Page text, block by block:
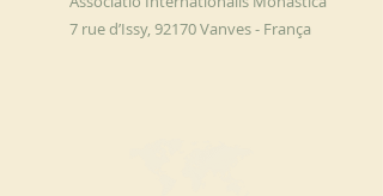
7 rue d’Issy, 92170 Vanves - França